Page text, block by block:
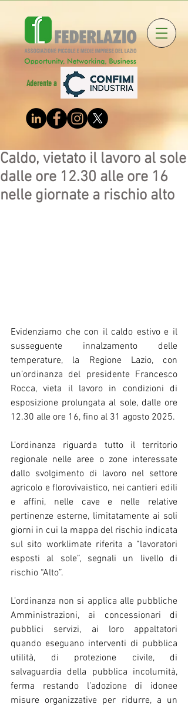
Aderente a
Caldo, vietato il lavoro al sole
dalle ore 12.30 alle ore 16
nelle giornate a rischio alto
Evidenziamo che con il caldo estivo e il
susseguente innalzamento delle
temperature, la Regione Lazio, con
un’ordinanza del presidente Francesco
Rocca, vieta il lavoro in condizioni di
esposizione prolungata al sole, dalle ore
12.30 alle ore 16, fino al 31 agosto 2025.
L’ordinanza riguarda tutto il territorio
regionale nelle aree o zone interessate
dallo svolgimento di lavoro nel settore
agricolo e florovivaistico, nei cantieri edili
e affini, nelle cave e nelle relative
pertinenze esterne, limitatamente ai soli
giorni in cui la mappa del rischio indicata
sul sito worklimate riferita a “lavoratori
esposti al sole”, segnali un livello di
rischio “Alto”.
L’ordinanza non si applica alle pubbliche
Amministrazioni, ai concessionari di
pubblici servizi, ai loro appaltatori
quando eseguano interventi di pubblica
utilità, di protezione civile, di
salvaguardia della pubblica incolumità,
ferma restando l’adozione di idonee
misure organizzative per ridurre, a un